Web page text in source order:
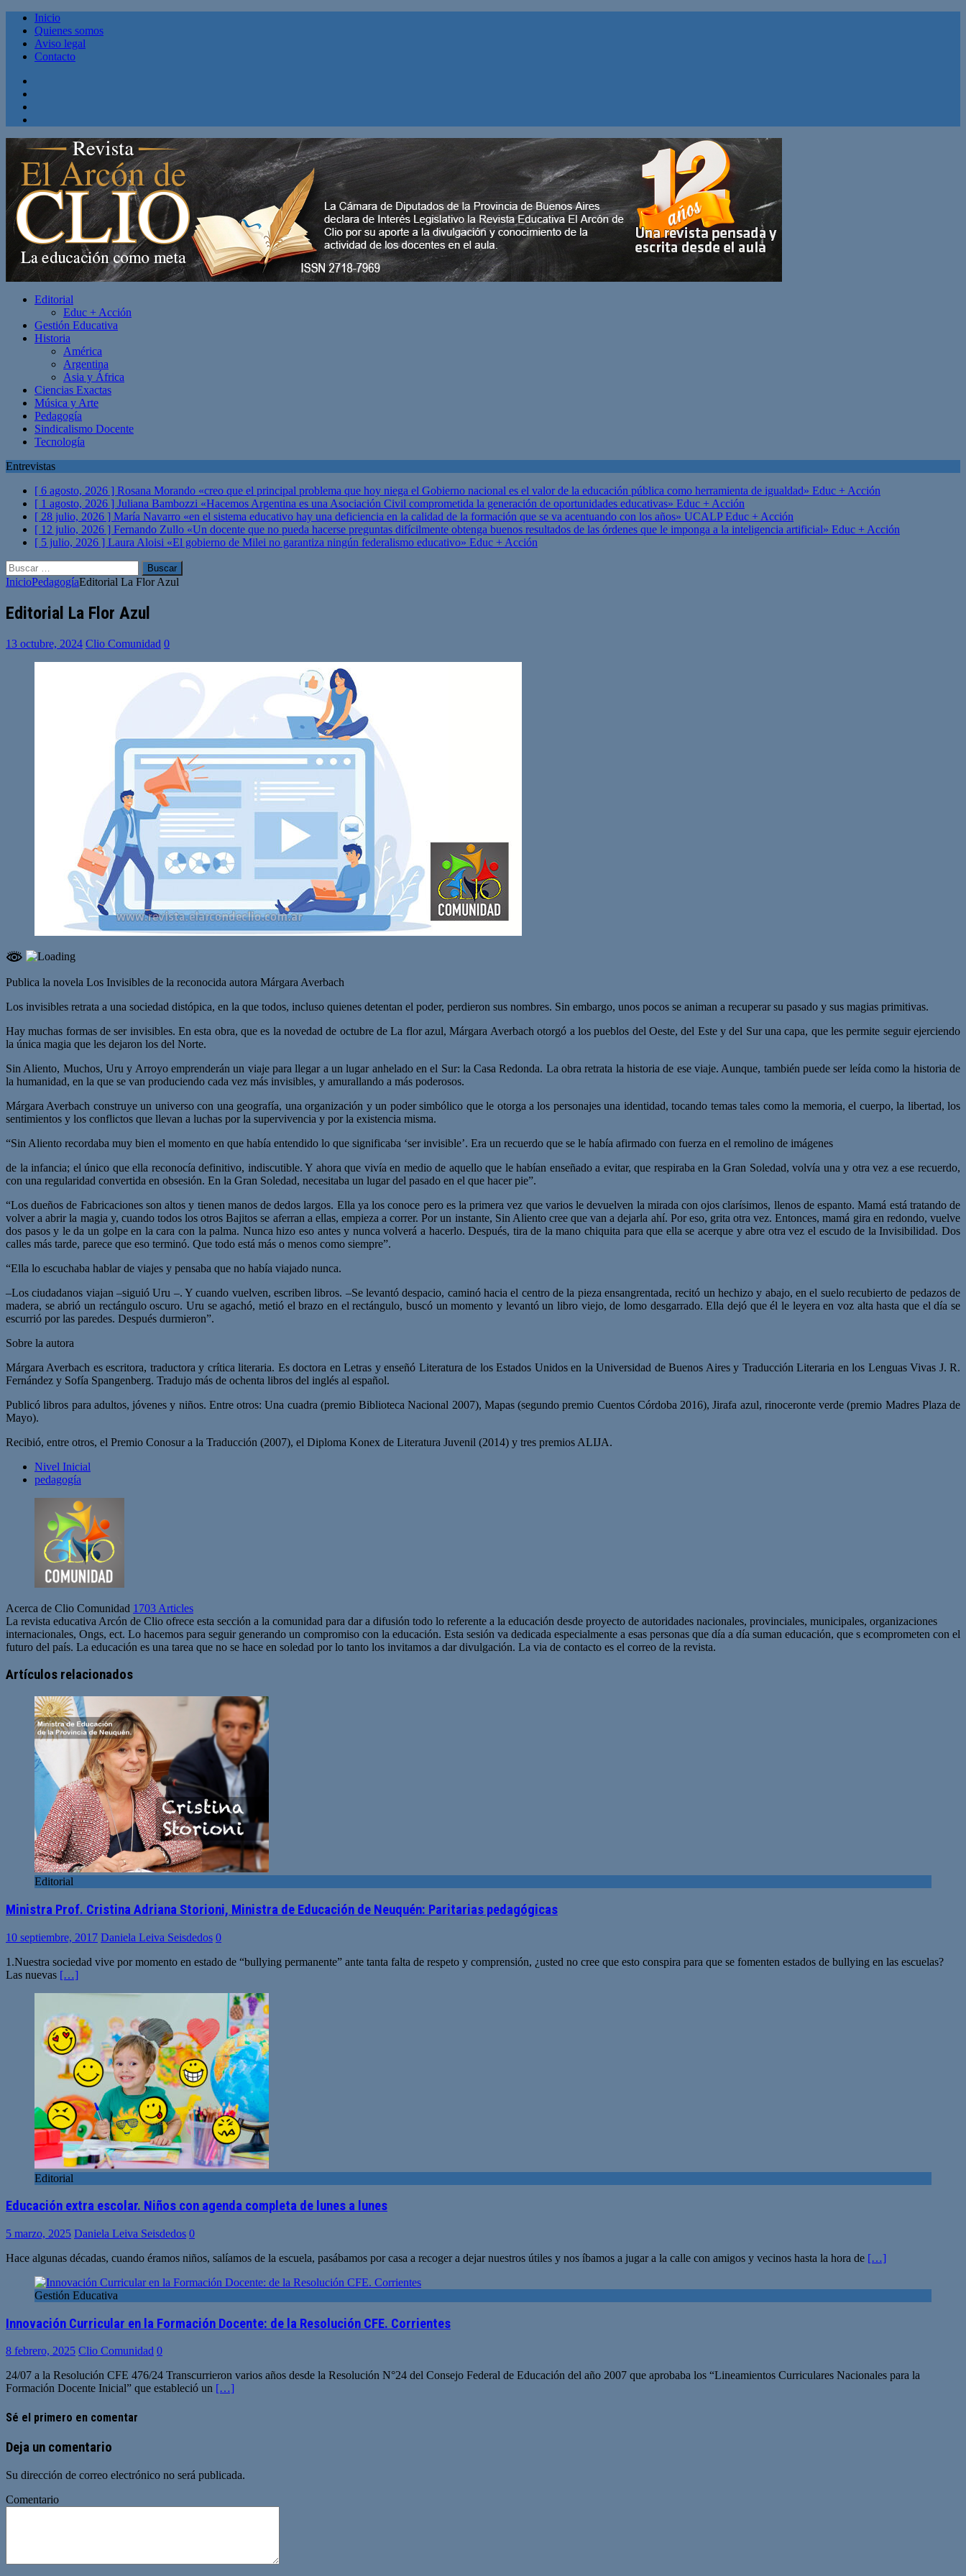
Inicio
Quienes somos
Aviso legal
Contacto
Editorial
Educ + Acción
Gestión Educativa
Historia
América
Argentina
Asia y África
Ciencias Exactas
Música y Arte
Pedagogía
Sindicalismo Docente
Tecnología
Entrevistas
[ 6 agosto, 2026 ] Rosana Morando «creo que el principal problema que hoy niega el Gobierno nacional es el valor de la educación pública como herramienta de igualdad» Educ + Acción
[ 1 agosto, 2026 ] Juliana Bambozzi «Hacemos Argentina es una Asociación Civil comprometida la generación de oportunidades educativas» Educ + Acción
[ 28 julio, 2026 ] María Navarro «en el sistema educativo hay una deficiencia en la calidad de la formación que se va acentuando con los años» UCALPEduc + Acción
[ 12 julio, 2026 ] Fernando Zullo «Un docente que no pueda hacerse preguntas difícilmente obtenga buenos resultados de las órdenes que le imponga a la inteligencia artificial» Educ + Acción
[ 5 julio, 2026 ] Laura Aloisi «El gobierno de Milei no garantiza ningún federalismo educativo» Educ + Acción
Buscar:
InicioPedagogíaEditorial La Flor Azul
Editorial La Flor Azul
13 octubre, 2024 Clio Comunidad 0
Publica la novela Los Invisibles de la reconocida autora Márgara Averbach
Los invisibles retrata a una sociedad distópica, en la que todos, incluso quienes detentan el poder, perdieron sus nombres. Sin embargo, unos pocos se animan a recuperar su pasado y sus magias primitivas.
Hay muchas formas de ser invisibles. En esta obra, que es la novedad de octubre de La flor azul, Márgara Averbach otorgó a los pueblos del Oeste, del Este y del Sur una capa, que les permite seguir ejerciendo
la única magia que les dejaron los del Norte.
Sin Aliento, Muchos, Uru y Arroyo emprenderán un viaje para llegar a un lugar anhelado en el Sur: la Casa Redonda. La obra retrata la historia de ese viaje. Aunque, también puede ser leída como la historia de
la humanidad, en la que se van produciendo cada vez más invisibles, y amurallando a más poderosos.
Márgara Averbach construye un universo con una geografía, una organización y un poder simbólico que le otorga a los personajes una identidad, tocando temas tales como la memoria, el cuerpo, la libertad, los
sentimientos y los conflictos que llevan a luchas por la supervivencia y por la existencia misma.
“Sin Aliento recordaba muy bien el momento en que había entendido lo que significaba ‘ser invisible’. Era un recuerdo que se le había afirmado con fuerza en el remolino de imágenes
de la infancia; el único que ella reconocía definitivo, indiscutible. Y ahora que vivía en medio de aquello que le habían enseñado a evitar, que respiraba en la Gran Soledad, volvía una y otra vez a ese recuerdo,
con una regularidad convertida en obsesión. En la Gran Soledad, necesitaba un lugar del pasado en el que hacer pie”.
“Los dueños de Fabricaciones son altos y tienen manos de dedos largos. Ella ya los conoce pero es la primera vez que varios le devuelven la mirada con ojos clarísimos, llenos de espanto. Mamá está tratando de
volver a abrir la magia y, cuando todos los otros Bajitos se aferran a ellas, empieza a correr. Por un instante, Sin Aliento cree que van a dejarla ahí. Por eso, grita otra vez. Entonces, mamá gira en redondo, vuelve
dos pasos y le da un golpe en la cara con la palma. Nunca hizo eso antes y nunca volverá a hacerlo. Después, tira de la mano chiquita para que ella se acerque y abre otra vez el escudo de la Invisibilidad. Dos
calles más tarde, parece que eso terminó. Que todo está más o menos como siempre”.
“Ella lo escuchaba hablar de viajes y pensaba que no había viajado nunca.
–Los ciudadanos viajan –siguió Uru –. Y cuando vuelven, escriben libros. –Se levantó despacio, caminó hacia el centro de la pieza ensangrentada, recitó un hechizo y abajo, en el suelo recubierto de pedazos de
madera, se abrió un rectángulo oscuro. Uru se agachó, metió el brazo en el rectángulo, buscó un momento y levantó un libro viejo, de lomo desgarrado. Ella dejó que él le leyera en voz alta hasta que el día se
escurrió por las paredes. Después durmieron”.
Sobre la autora
Márgara Averbach es escritora, traductora y crítica literaria. Es doctora en Letras y enseñó Literatura de los Estados Unidos en la Universidad de Buenos Aires y Traducción Literaria en los Lenguas Vivas J. R.
Fernández y Sofía Spangenberg. Tradujo más de ochenta libros del inglés al español.
Publicó libros para adultos, jóvenes y niños. Entre otros: Una cuadra (premio Biblioteca Nacional 2007), Mapas (segundo premio Cuentos Córdoba 2016), Jirafa azul, rinoceronte verde (premio Madres Plaza de
Mayo).
Recibió, entre otros, el Premio Conosur a la Traducción (2007), el Diploma Konex de Literatura Juvenil (2014) y tres premios ALIJA.
Nivel Inicial
pedagogía
Acerca de Clio Comunidad 1703 Articles
La revista educativa Arcón de Clio ofrece esta sección a la comunidad para dar a difusión todo lo referente a la educación desde proyecto de autoridades nacionales, provinciales, municipales, organizaciones
internacionales, Ongs, ect. Lo hacemos para seguir generando un compromiso con la educación. Esta sesión va dedicada especialmente a esas personas que día a día suman educación, que s ecomprometen con el
futuro del país. La educación es una tarea que no se hace en soledad por lo tanto los invitamos a dar divulgación. La via de contacto es el correo de la revista.
web
Artículos relacionados
Editorial
Ministra Prof. Cristina Adriana Storioni, Ministra de Educación de Neuquén: Paritarias pedagógicas
10 septiembre, 2017 Daniela Leiva Seisdedos 0
1.Nuestra sociedad vive por momento en estado de “bullying permanente” ante tanta falta de respeto y comprensión, ¿usted no cree que esto conspira para que se fomenten estados de bullying en las escuelas?
Las nuevas […]
Editorial
Educación extra escolar. Niños con agenda completa de lunes a lunes
5 marzo, 2025 Daniela Leiva Seisdedos 0
Hace algunas décadas, cuando éramos niños, salíamos de la escuela, pasábamos por casa a recoger a dejar nuestros útiles y nos íbamos a jugar a la calle con amigos y vecinos hasta la hora de […]
Gestión Educativa
Innovación Curricular en la Formación Docente: de la Resolución CFE. Corrientes
8 febrero, 2025 Clio Comunidad 0
24/07 a la Resolución CFE 476/24 Transcurrieron varios años desde la Resolución N°24 del Consejo Federal de Educación del año 2007 que aprobaba los “Lineamientos Curriculares Nacionales para la
Formación Docente Inicial” que estableció un […]
Sé el primero en comentar
Deja un comentario
Su dirección de correo electrónico no será publicada.
Comentario